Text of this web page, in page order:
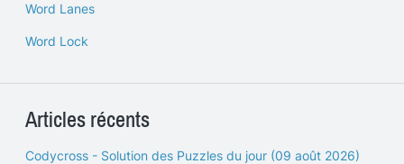
Word Lanes
Word Lock
Articles récents
Codycross - Solution des Puzzles du jour (09 août 2026)